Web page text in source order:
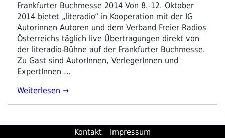
Frankfurter Buchmesse 2014 Von 8.-12. Oktober
2014 bietet „literadio“ in Kooperation mit der IG
Autorinnen Autoren und dem Verband Freier Radios
Österreichs täglich live Übertragungen direkt von
der literadio-Bühne auf der Frankfurter Buchmesse.
Zu Gast sind AutorInnen, VerlegerInnen und
ExpertInnen …
„literadio
Frankfurter
Weiterlesen
Kontakt Impressum